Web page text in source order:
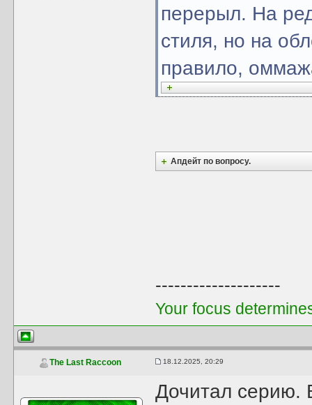
перерыл. На
стиля, но на
правило,
Апдейт по вопросу.
--------------------
Your focus
The Last Raccoon 18.12.2025, 20:29
Дочитал серию.